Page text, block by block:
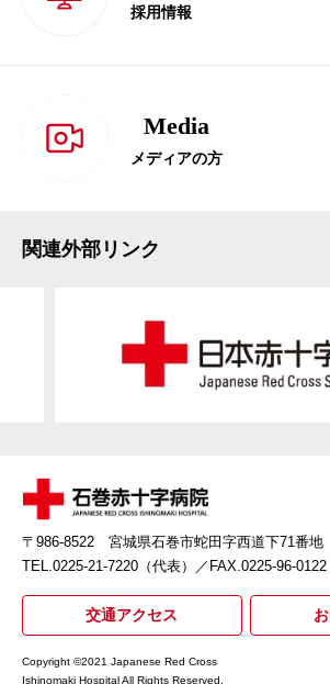
採用情報
Media
メディアの方
関連外部リンク
〒986-8522 宮城県石巻市蛇田字西道下71番地
TEL.0225-21-7220（代表）
／FAX.0225-96-0122
交通アクセス
Copyright ©2021 Japanese Red Cross
Ishinomaki Hospital All Rights Reserved.